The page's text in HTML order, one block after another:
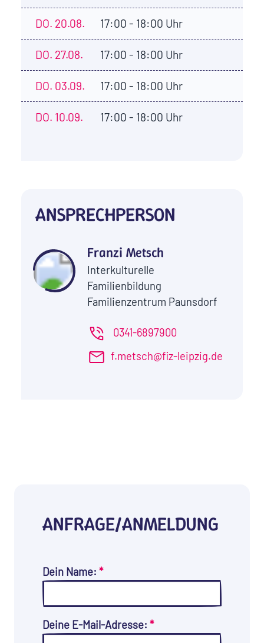
DO. 20.08. 17:00 - 18:00 Uhr
DO. 27.08. 17:00 - 18:00 Uhr
DO. 03.09. 17:00 - 18:00 Uhr
DO. 10.09. 17:00 - 18:00 Uhr
ANSPRECHPERSON
Franzi Metsch
Interkulturelle
Familienbildung
Familienzentrum Paunsdorf
0341-6897900
f.metsch@fiz-leipzig.de
ANFRAGE/ANMELDUNG
Dein Name: *
Deine E-Mail-Adresse: *